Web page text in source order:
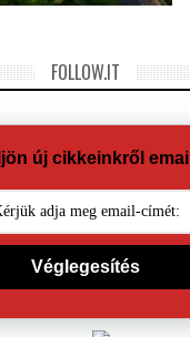
FOLLOW.IT
új cikkeinkről
Véglegesítés